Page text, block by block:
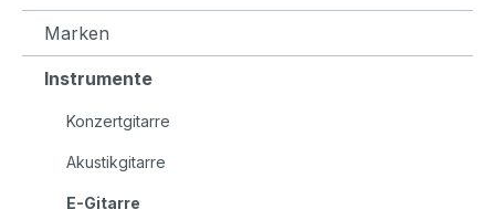
Marken
Instrumente
Konzertgitarre
Akustikgitarre
E-Gitarre